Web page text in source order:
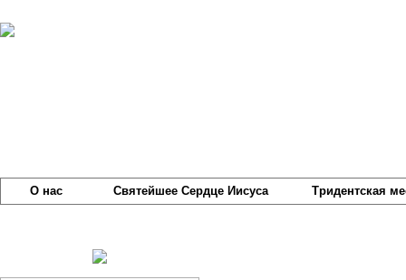
О нас Святейшее Сердце Иисуса Тридентская